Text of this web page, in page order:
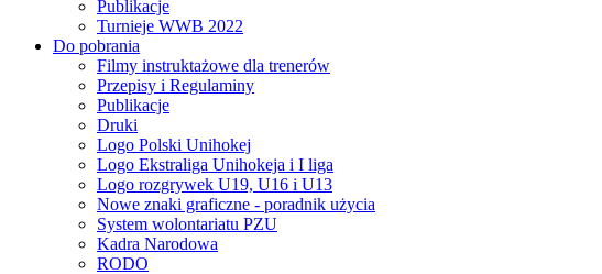
Publikacje
Turnieje WWB 2022
Do pobrania
Filmy instruktażowe dla trenerów
Przepisy i Regulaminy
Publikacje
Druki
Logo Polski Unihokej
Logo Ekstraliga Unihokeja i I liga
Logo rozgrywek U19, U16 i U13
Nowe znaki graficzne - poradnik użycia
System wolontariatu PZU
Kadra Narodowa
RODO